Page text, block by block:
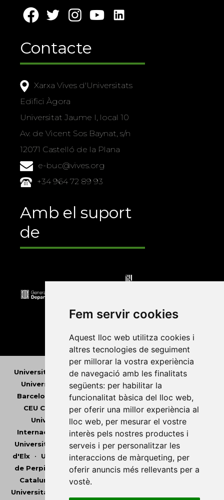
Fem servir cookies
Aquest lloc web utilitza cookies i
altres tecnologies de seguiment
per millorar la vostra experiència
de navegació amb les finalitats
següents: per habilitar la
funcionalitat bàsica del lloc web,
per oferir una millor experiència al
lloc web, per mesurar el vostre
interès pels nostres productes i
serveis i per personalitzar les
interaccions de màrqueting, per
oferir anuncis més rellevants per a
vostè.
Contacte
Xarxa Vives d'Universitats
Edifici Àgora
Universitat Jaume I, local 10
Av. de Vicent Sos Baynat, s/n
12071 Castelló de la Plana
e-buc@vives.org
+34 964 72 89 93
Amb el suport
de
Universitat Abat Oliba CEU•Universitat d'Alacant
Universitat d'Andorra•Universitat Autònoma de
Barcelona
Universitat de Barcelona•Universitat
CEU Cardenal Herrera•Universitat de Girona •
Universitat de les Illes Balears• Universitat
Internacional de Catalunya•Universitat Jaume I
Universitat de Lleida• Universitat Miguel Hernández
d'Elx• Universitat Oberta de Catalunya•Universitat
de Perpinyà Via Domitia•Universitat Politècnica de
Catalunya
Universitat Politècnica de València
Universitat Pompeu Fabra